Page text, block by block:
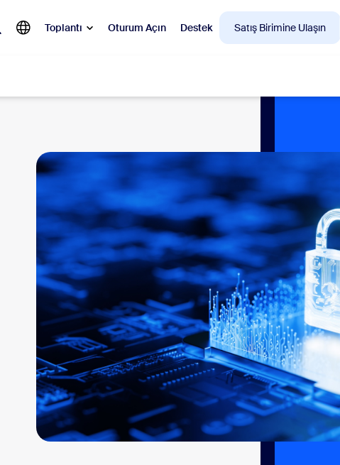
Toplantı Oturum Açın Destek Satış Birimine Ulaşın
çözümler: Zoom müşterilerinin şu anda en çok tercih ettiği ürünleri keşfedin.
Meetings
Rooms
Canvas
Müşteri Deneyimi Analizleri